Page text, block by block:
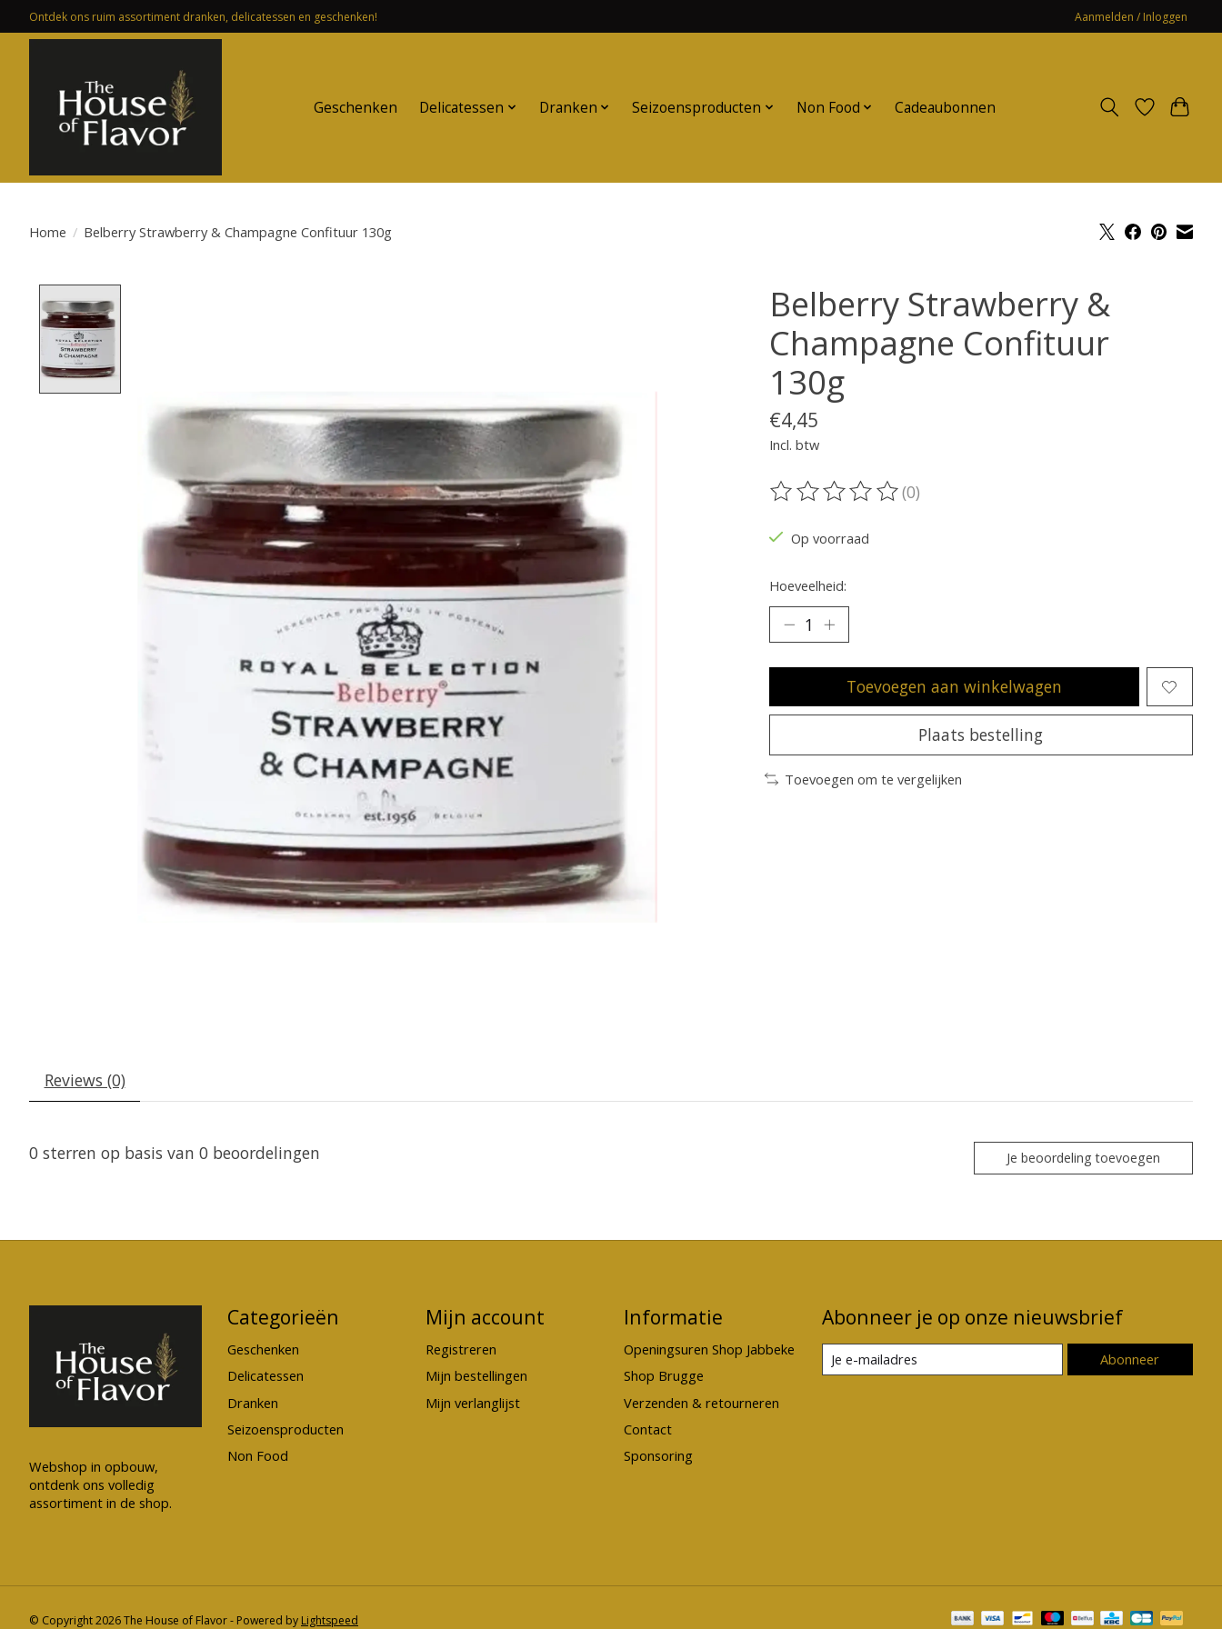
Ontdek ons ruim assortiment dranken, delicatessen en geschenken! Aanmelden / Inloggen
Geschenken Delicatessen Dranken Seizoensproducten Non Food Cadeaubonnen
Home / Belberry Strawberry & Champagne Confituur 130g
Belberry Strawberry &
Champagne Confituur
130g
€4,45
Incl. btw
De beoordeling van dit product is
(0)
Op voorraad
Hoeveelheid:
Toevoegen aan winkelwagen
Plaats bestelling
Toevoegen om te vergelijken
Reviews (0)
0 sterren op basis van 0 beoordelingen Je beoordeling toevoegen
Webshop in opbouw,
ontdenk ons volledig
assortiment in de shop.
Categorieën
Geschenken
Delicatessen
Dranken
Seizoensproducten
Non Food
Mijn account
Registreren
Mijn bestellingen
Mijn verlanglijst
Informatie
Openingsuren Shop Jabbeke
Shop Brugge
Verzenden & retourneren
Contact
Sponsoring
Abonneer je op onze nieuwsbrief
Abonneer
© Copyright 2026 The House of Flavor - Powered by Lightspeed